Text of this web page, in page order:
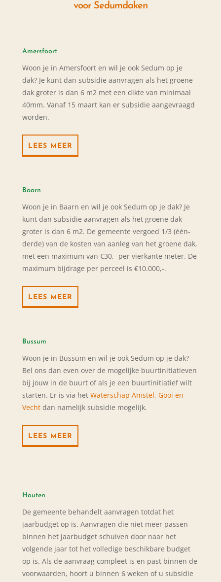
voor Sedumdaken
Amersfoort
Woon je in Amersfoort en wil je ook Sedum op je
dak? Je kunt dan subsidie aanvragen als het groene
dak groter is dan 6 m2 met een dikte van minimaal
40mm. Vanaf 15 maart kan er subsidie aangevraagd
worden.
LEES MEER
Baarn
Woon je in Baarn en wil je ook Sedum op je dak? Je
kunt dan subsidie aanvragen als het groene dak
groter is dan 6 m2. De gemeente vergoed 1/3 (één-
derde) van de kosten van aanleg van het groene dak,
met een maximum van €30,- per vierkante meter. De
maximum bijdrage per perceel is €10.000,-.
LEES MEER
Bussum
Woon je in Bussum en wil je ook Sedum op je dak?
Bel ons dan even over de mogelijke buurtinitiatieven
bij jouw in de buurt of als je een buurtinitiatief wilt
starten. Er is via het Waterschap Amstel, Gooi en
Vechtdan namelijk subsidie mogelijk.
LEES MEER
Houten
De gemeente behandelt aanvragen totdat het
jaarbudget op is. Aanvragen die niet meer passen
binnen het jaarbudget schuiven door naar het
volgende jaar tot het volledige beschikbare budget
op is. Als de aanvraag compleet is en past binnen de
voorwaarden, hoort u binnen 6 weken of u subsidie